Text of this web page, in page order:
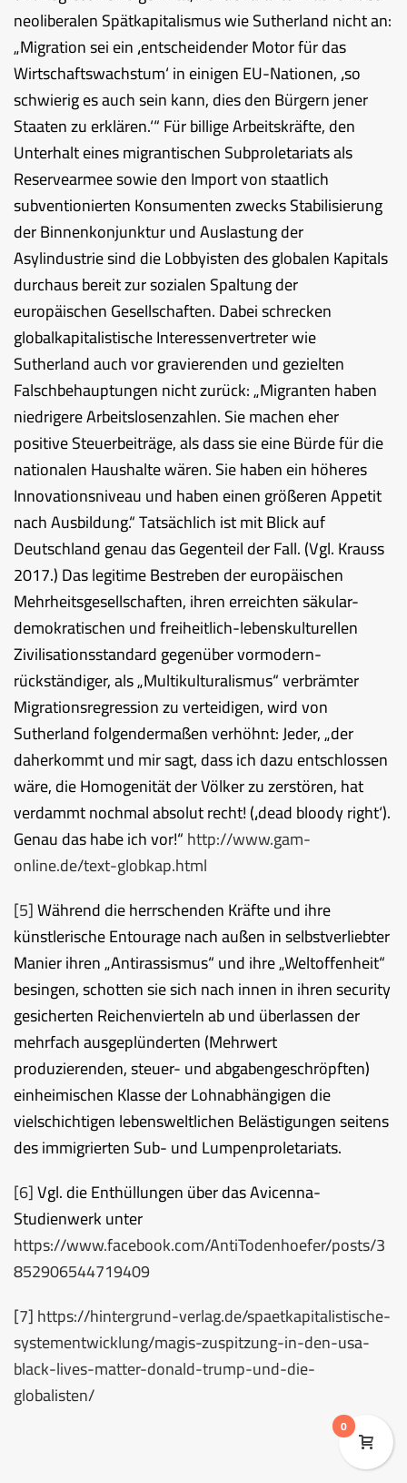
neoliberalen Spätkapitalismus wie Sutherland nicht an:
„Migration sei ein ‚entscheidender Motor für das
Wirtschaftswachstum‘ in einigen EU-Nationen, ‚so
schwierig es auch sein kann, dies den Bürgern jener
Staaten zu erklären.‘“ Für billige Arbeitskräfte, den
Unterhalt eines migrantischen Subproletariats als
Reservearmee sowie den Import von staatlich
subventionierten Konsumenten zwecks Stabilisierung
der Binnenkonjunktur und Auslastung der
Asylindustrie sind die Lobbyisten des globalen Kapitals
durchaus bereit zur sozialen Spaltung der
europäischen Gesellschaften. Dabei schrecken
globalkapitalistische Interessenvertreter wie
Sutherland auch vor gravierenden und gezielten
Falschbehauptungen nicht zurück: „Migranten haben
niedrigere Arbeitslosenzahlen. Sie machen eher
positive Steuerbeiträge, als dass sie eine Bürde für die
nationalen Haushalte wären. Sie haben ein höheres
Innovationsniveau und haben einen größeren Appetit
nach Ausbildung.“ Tatsächlich ist mit Blick auf
Deutschland genau das Gegenteil der Fall. (Vgl. Krauss
2017.) Das legitime Bestreben der europäischen
Mehrheitsgesellschaften, ihren erreichten säkular-
demokratischen und freiheitlich-lebenskulturellen
Zivilisationsstandard gegenüber vormodern-
rückständiger, als „Multikulturalismus“ verbrämter
Migrationsregression zu verteidigen, wird von
Sutherland folgendermaßen verhöhnt: Jeder, „der
daherkommt und mir sagt, dass ich dazu entschlossen
wäre, die Homogenität der Völker zu zerstören, hat
verdammt nochmal absolut recht! (‚dead bloody right‘).
Genau das habe ich vor!“http://www.gam-
online.de/text-globkap.html
[5]Während die herrschenden Kräfte und ihre
künstlerische Entourage nach außen in selbstverliebter
Manier ihren „Antirassismus“ und ihre „Weltoffenheit“
besingen, schotten sie sich nach innen in ihren security
gesicherten Reichenvierteln ab und überlassen der
mehrfach ausgeplünderten (Mehrwert
produzierenden, steuer- und abgabengeschröpften)
einheimischen Klasse der Lohnabhängigen die
vielschichtigen lebensweltlichen Belästigungen seitens
des immigrierten Sub- und Lumpenproletariats.
[6]Vgl. die Enthüllungen über das Avicenna-
Studienwerk unter
https://www.facebook.com/AntiTodenhoefer/posts/3
852906544719409
[7]https://hintergrund-verlag.de/spaetkapitalistische-
systementwicklung/magis-zuspitzung-in-den-usa-
black-lives-matter-donald-trump-und-die-
globalisten/
0